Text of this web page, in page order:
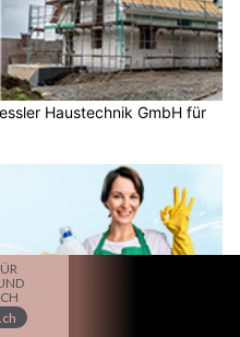
Haustechnik GmbH für